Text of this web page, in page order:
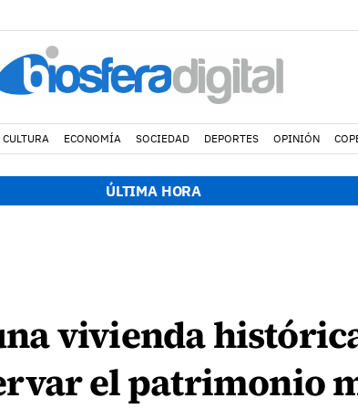
CULTURA ECONOMÍA SOCIEDAD DEPORTES OPINIÓN
ÚLTIMA HORA
vivienda
el patrimonio